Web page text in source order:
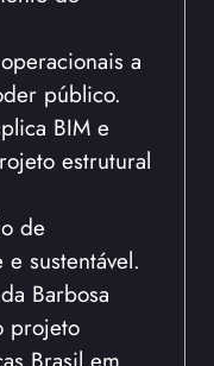
a
público.
BIM e
estrutural
de
sustentável.
Barbosa
projeto